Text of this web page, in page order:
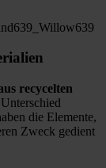
recycelten
die Elemente,
Zweck gedient